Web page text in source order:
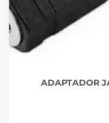
ADAPTADOR